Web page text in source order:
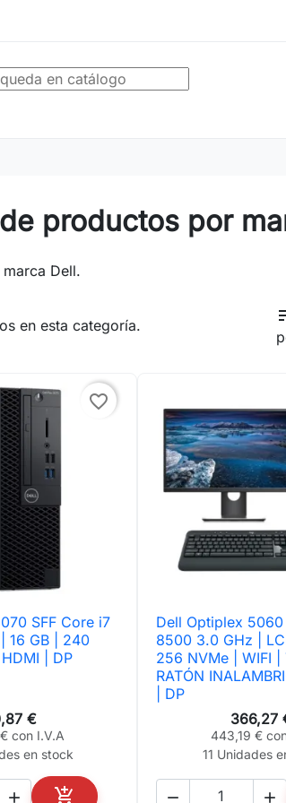
productos por
Dell.
en esta categoría.
favorite_border
rápida
SFF Core i7
16 GB | 240
| DP
€
con I.V.A
en stock
 
 Vista
Dell Optiplex 5060
8500 3.0 GHz |
256 NVMe | WIFI |
RATÓN
| DP
366,27
443,19 €
11 Unidades
 